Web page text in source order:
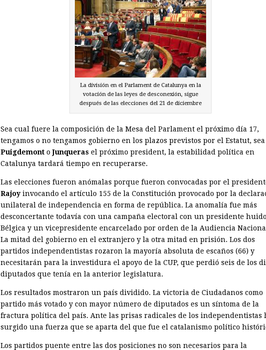
La división en el Parlament de Catalunya en la
votación de las leyes de desconexión, sigue
después de las elecciones del 21 de diciembre
Sea cual fuere la composición de la Mesa del Parlament el próximo día 17,
tengamos o no tengamos gobierno en los plazos previstos por el Estatut, sea
Puigdemont oJunqueras el próximo president, la estabilidad política en
Catalunya tardará tiempo en recuperarse.
Las elecciones fueron anómalas porque fueron convocadas por el
Rajoyinvocando el artículo 155 de la Constitución provocado por la
unilateral de independencia en forma de república. La anomalía fue más
desconcertante todavía con una campaña electoral con un presidente
Bélgica y un vicepresidente encarcelado por orden de la Audiencia
La mitad del gobierno en el extranjero y la otra mitad en prisión. Los dos
partidos independentistas rozaron la mayoría absoluta de escaños (66) y
necesitarán para la investidura el apoyo de la CUP, que perdió seis de los
diputados que tenía en la anterior legislatura.
Los resultados mostraron un país dividido. La victoria de Ciudadanos como
partido más votado y con mayor número de diputados es un síntoma de la
fractura política del país. Ante las prisas radicales de los independentistas
surgido una fuerza que se aparta del que fue el catalanismo político
Los partidos puente entre las dos posiciones no son necesarios para la